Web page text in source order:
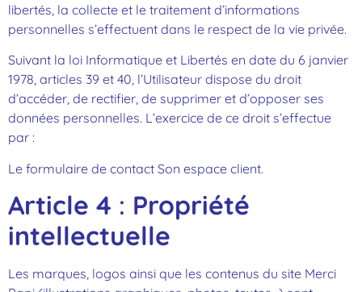
libertés, la collecte et le traitement d’informations
personnelles s’effectuent dans le respect de la vie privée.
Suivant la loi Informatique et Libertés en date du 6 janvier
1978, articles 39 et 40, l’Utilisateur dispose du droit
d’accéder, de rectifier, de supprimer et d’opposer ses
données personnelles. L’exercice de ce droit s’effectue
par :
Le formulaire de contact Son espace client.
Article 4 : Propriété
intellectuelle
Les marques, logos ainsi que les contenus du site Merci